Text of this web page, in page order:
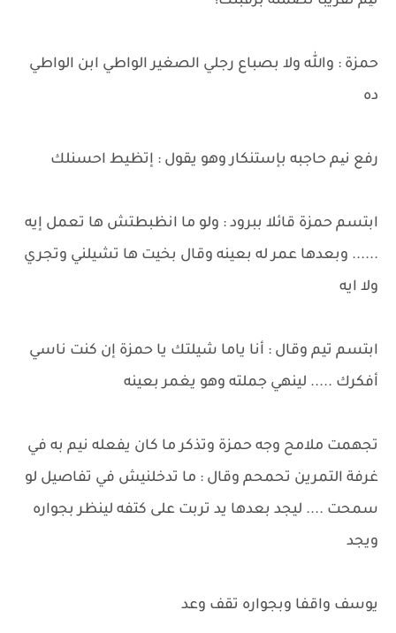
حمزة : والله ولا بصباع رجلي الصغير الواطي ابن الواطي
ده
رفع نیم حاجبه بإستنكار وهو يقول : إتظيط احسنلك
ابتسم حمزة قائلا ببرود : ولو ما انظبطتش ها تعمل إيه
...... وبعدها عمر له بعينه وقال بخيت ها تشيلني وتجري
ولا ايه
ابتسم تيم وقال : أنا ياما شيلتك يا حمزة إن كنت ناسي
أفكرك ..... لينهي جملته وهو يغمر بعينه
تجهمت ملامح وجه حمزة وتذكر ما كان يفعله نيم به في
غرفة التمرين تحمحم وقال : ما تدخلنيش في تفاصيل لو
سمحت .... ليجد بعدها يد تربت على كتفه لينظر بجواره
ويجد
يوسف واقفا وبجواره تقف وعد